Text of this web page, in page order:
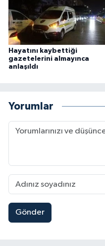
Hayatını kaybettiği
gazetelerini almayınca
anlaşıldı
Yorumlar
Gönder